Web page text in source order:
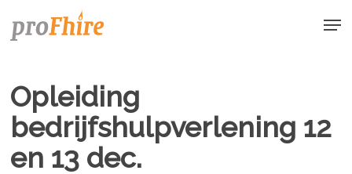
Opleiding
bedrijfshulpverlening 12
en 13 dec.